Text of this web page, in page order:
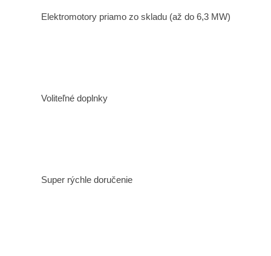
Elektromotory priamo zo skladu (až do 6,3 MW)
Voliteľné doplnky
Super rýchle doručenie